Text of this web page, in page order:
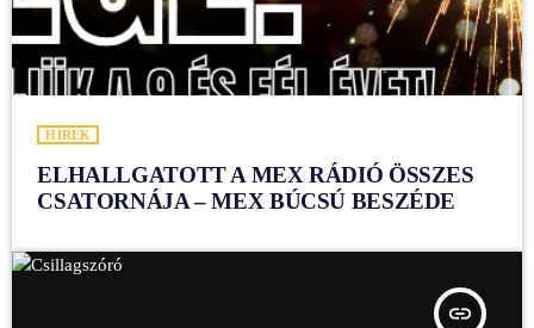
HÍREK
ELHALLGATOTT A MEX RÁDIÓ ÖSSZES
CSATORNÁJA – MEX BÚCSÚ BESZÉDE
insert_link